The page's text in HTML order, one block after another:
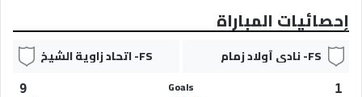
إحصائيات المباراة
FS- نادي أولاد زمام FS- اتحاد زاوية الشيخ
1
Goals
9